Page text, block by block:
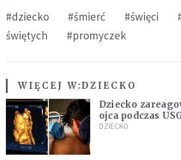
#dziecko #śmierć #święci
świętych
#promyczek
WIĘCEJ W:DZIECKO
Dziecko
ojca podczas
podbija sieć
DZIECKO